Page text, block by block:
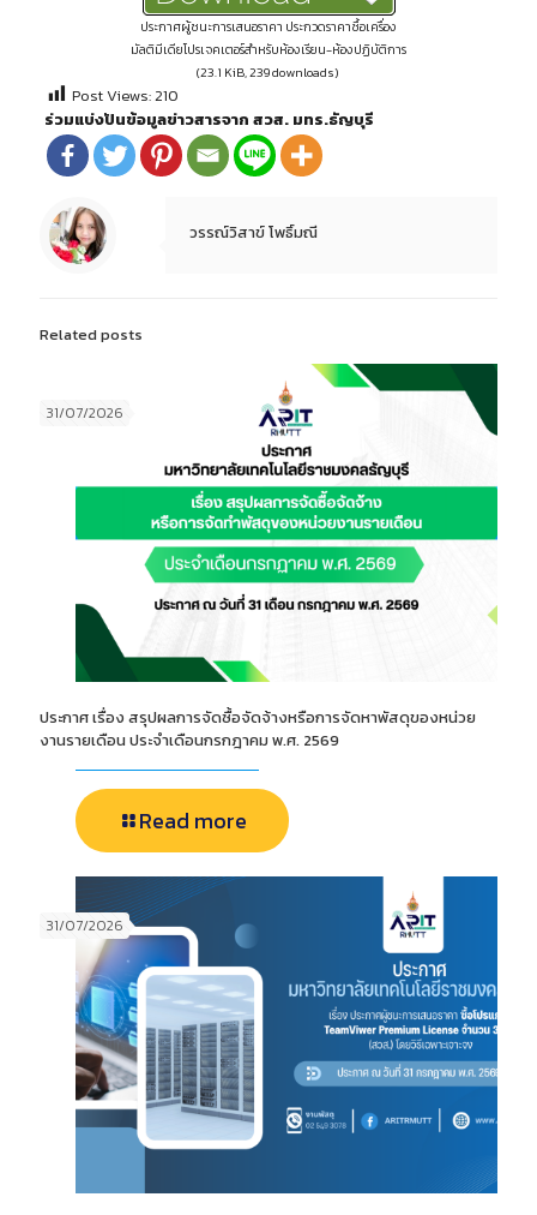
ประกาศผู้ชนะการเสนอราคา ประกวดราคาซื้อเครื่อง
มัลติมีเดียโปรเจคเตอร์สำหรับห้องเรียน-ห้องปฏิบัติการ
(23.1 KiB, 239 downloads)
Post Views:210
ร่วมแบ่งปันข้อมูลข่าวสารจาก สวส. มทร.ธัญบุรี
วรรณ์วิสาข์ โพธิ์มณี
Related posts
31/07/2026
ประกาศ เรื่อง สรุปผลการจัดซื้อจัดจ้างหรือการจัดหาพัสดุของหน่วย
งานรายเดือน ประจำเดือนกรกฎาคม พ.ศ. 2569
Read more
31/07/2026